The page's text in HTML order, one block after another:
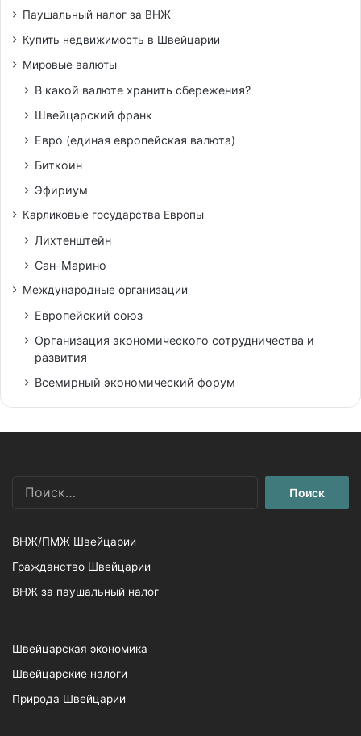
Паушальный налог за ВНЖ
Купить недвижимость в Швейцарии
Мировые валюты
В какой валюте хранить сбережения?
Швейцарский франк
Евро (единая европейская валюта)
Биткоин
Эфириум
Карликовые государства Европы
Лихтенштейн
Сан-Марино
Международные организации
Европейский союз
Организация экономического сотрудничества и
развития
Всемирный экономический форум
ВНЖ/ПМЖ Швейцарии
Гражданство Швейцарии
ВНЖ за паушальный налог
Швейцарская экономика
Швейцарские налоги
Природа Швейцарии